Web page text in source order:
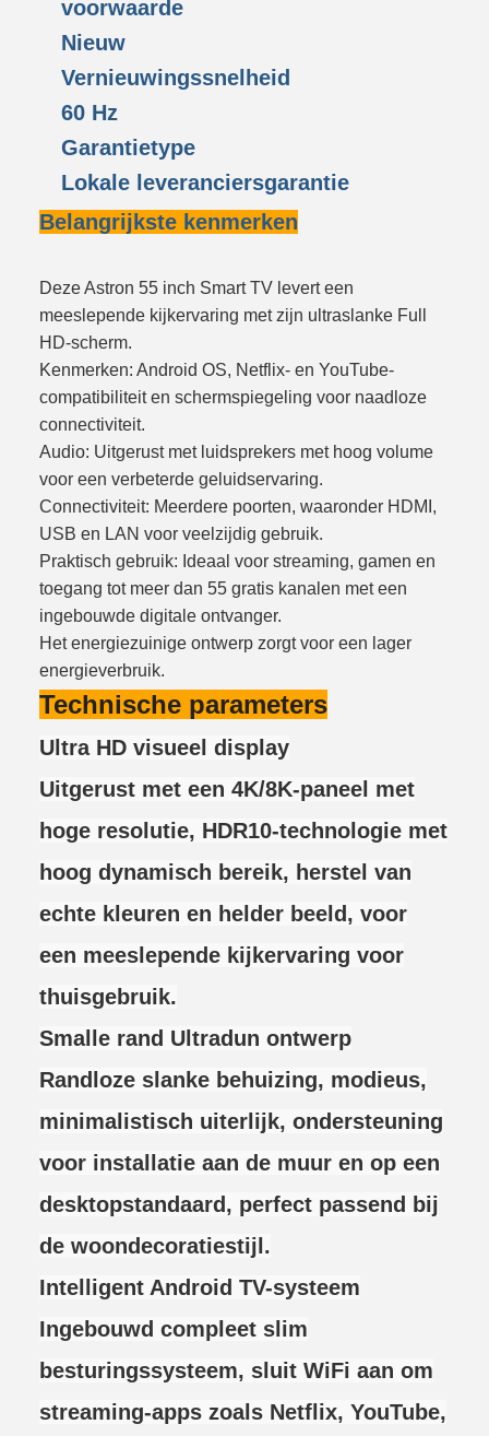
voorwaarde
Nieuw
Vernieuwingssnelheid
60 Hz
Garantietype
Lokale leveranciersgarantie
Belangrijkste kenmerken
Deze Astron 55 inch Smart TV levert een
meeslepende kijkervaring met zijn ultraslanke Full
HD-scherm.
Kenmerken: Android OS, Netflix- en YouTube-
compatibiliteit en schermspiegeling voor naadloze
connectiviteit.
Audio: Uitgerust met luidsprekers met hoog volume
voor een verbeterde geluidservaring.
Connectiviteit: Meerdere poorten, waaronder HDMI,
USB en LAN voor veelzijdig gebruik.
Praktisch gebruik: Ideaal voor streaming, gamen en
toegang tot meer dan 55 gratis kanalen met een
ingebouwde digitale ontvanger.
Het energiezuinige ontwerp zorgt voor een lager
energieverbruik.
Technische parameters
Ultra HD visueel display
Uitgerust met een 4K/8K-paneel met
hoge resolutie, HDR10-technologie met
hoog dynamisch bereik, herstel van
echte kleuren en helder beeld, voor
een meeslepende kijkervaring voor
thuisgebruik.
Smalle rand Ultradun ontwerp
Randloze slanke behuizing, modieus,
minimalistisch uiterlijk, ondersteuning
voor installatie aan de muur en op een
desktopstandaard, perfect passend bij
de woondecoratiestijl.
Intelligent Android TV-systeem
Ingebouwd compleet slim
besturingssysteem, sluit WiFi aan om
streaming-apps zoals Netflix, YouTube,